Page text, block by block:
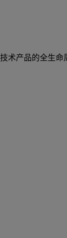
产品的全生命